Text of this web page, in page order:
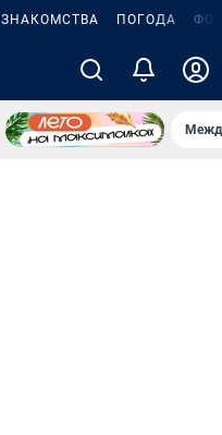
ЗНАКОМСТВА ПОГОДА